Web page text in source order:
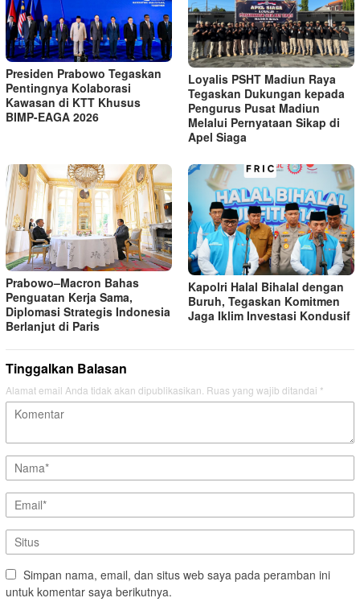
Presiden Prabowo Tegaskan
Pentingnya Kolaborasi
Kawasan di KTT Khusus
BIMP-EAGA 2026
Loyalis PSHT Madiun Raya
Tegaskan Dukungan kepada
Pengurus Pusat Madiun
Melalui Pernyataan Sikap di
Apel Siaga
Prabowo–Macron Bahas
Penguatan Kerja Sama,
Diplomasi Strategis Indonesia
Berlanjut di Paris
Kapolri Halal Bihalal dengan
Buruh, Tegaskan Komitmen
Jaga Iklim Investasi Kondusif
Tinggalkan Balasan
Alamat email Anda tidak akan dipublikasikan. Ruas yang wajib ditandai *
Simpan nama, email, dan situs web saya pada peramban ini
untuk komentar saya berikutnya.